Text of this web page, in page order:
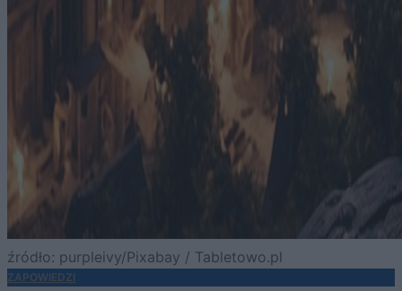
źródło: purpleivy/Pixabay / Tabletowo.pl
ZAPOWIEDZI